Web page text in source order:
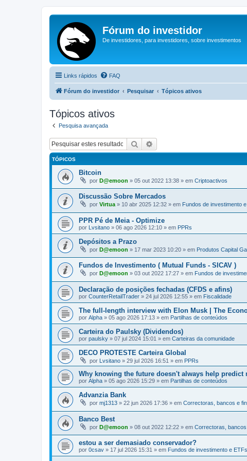
Fórum do investidor
De investidores, para investidores, sobre investimentos
Links rápidos FAQ
Fórum do investidor Pesquisar Tópicos ativos
Tópicos ativos
Pesquisa avançada
Pesquisar
TÓPICOS
Bitcoin
por D@emoon » 05 out 2022 13:38 » em Criptoactivos
Discussão Sobre Mercados
por Virtua » 10 abr 2025 12:32 » em Fundos de investimento
PPR Pé de Meia - Optimize
por Lvsitano » 06 ago 2026 12:10 » em PPRs
Depósitos a Prazo
por D@emoon » 17 mar 2023 10:20 » em Produtos Capital
Fundos de Investimento ( Mutual Funds - SICAV )
por D@emoon » 03 out 2022 17:27 » em Fundos de
Declaração de posições fechadas (CFDS e afins)
por CounterRetailTrader » 24 jul 2026 12:55 » em Fiscalidade
The full-length interview with Elon Musk | The
por Alpha » 05 ago 2026 17:13 » em Partilhas de conteúdos
Carteira do Paulsky (Dividendos)
por paulsky » 07 jul 2024 15:01 » em Carteiras da comunidade
DECO PROTESTE Carteira Global
por Lvsitano » 29 jul 2026 16:51 » em PPRs
Why knowing the future doesn't always help predict
por Alpha » 05 ago 2026 15:29 » em Partilhas de conteúdos
Advanzia Bank
por mj1313 » 22 jun 2026 17:36 » em Correctoras, bancos e
Banco Best
por D@emoon » 08 out 2022 12:22 » em Correctoras,
estou a ser demasiado conservador?
por 0csav » 17 jul 2026 15:31 » em Fundos de investimento e ETFs